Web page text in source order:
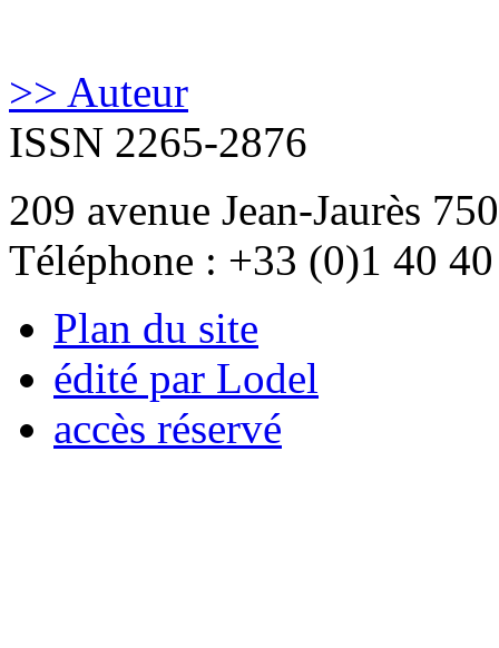
>> Auteur
ISSN 2265-2876
209 avenue Jean-Jaurès
Téléphone : +33 (0)1 40
Plan du site
édité par Lodel
accès réservé